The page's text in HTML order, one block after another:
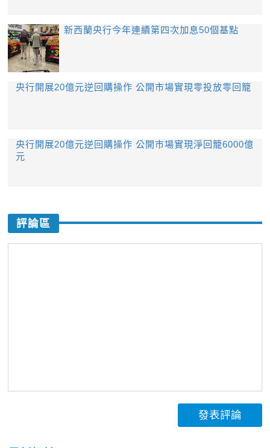
新西蘭央行今年連續第四次加息50個基點
央行開展20億元逆回購操作 公開市場實現零投放零回籠
央行開展20億元逆回購操作 公開市場實現淨回籠6000億
元
評論區
發表評論